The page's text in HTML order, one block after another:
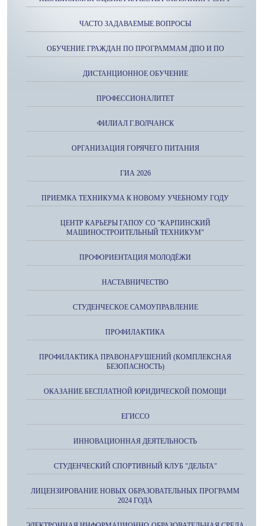
ЧАСТО ЗАДАВАЕМЫЕ ВОПРОСЫ
ОБУЧЕНИЕ ГРАЖДАН ПО ПРОГРАММАМ ДПО И ПО
ДИСТАНЦИОННОЕ ОБУЧЕНИЕ
ПРОФЕССИОНАЛИТЕТ
ФИЛИАЛ Г.ВОЛЧАНСК
ОРГАНИЗАЦИЯ ГОРЯЧЕГО ПИТАНИЯ
ГИА 2026
ПРИЕМКА ТЕХНИКУМА К НОВОМУ УЧЕБНОМУ ГОДУ
ЦЕНТР КАРЬЕРЫ ГАПОУ СО "КАРПИНСКИЙ
МАШИНОСТРОИТЕЛЬНЫЙ ТЕХНИКУМ"
ПРОФОРИЕНТАЦИЯ МОЛОДЁЖИ
НАСТАВНИЧЕСТВО
СТУДЕНЧЕСКОЕ САМОУПРАВЛЕНИЕ
ПРОФИЛАКТИКА
ПРОФИЛАКТИКА ПРАВОНАРУШЕНИЙ (КОМПЛЕКСНАЯ
БЕЗОПАСНОСТЬ)
ОКАЗАНИЕ БЕСПЛАТНОЙ ЮРИДИЧЕСКОЙ ПОМОЩИ
ЕГИССО
ИННОВАЦИОННАЯ ДЕЯТЕЛЬНОСТЬ
СТУДЕНЧЕСКИЙ СПОРТИВНЫЙ КЛУБ "ДЕЛЬТА"
ЛИЦЕНЗИРОВАНИЕ НОВЫХ ОБРАЗОВАТЕЛЬНЫХ ПРОГРАММ
2024 ГОДА